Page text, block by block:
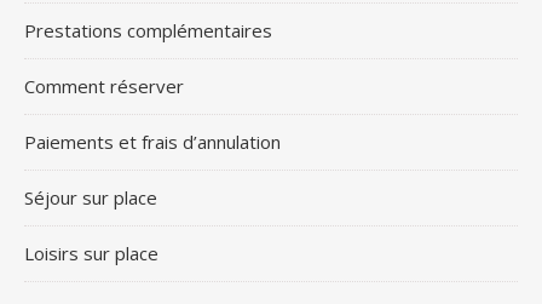
Prestations complémentaires
Comment réserver
Paiements et frais d’annulation
Séjour sur place
Loisirs sur place